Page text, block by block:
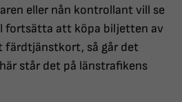
eller nån kontrollant vill se
fortsätta att köpa biljetten av
färdtjänstkort, så går det
står det på länstrafikens